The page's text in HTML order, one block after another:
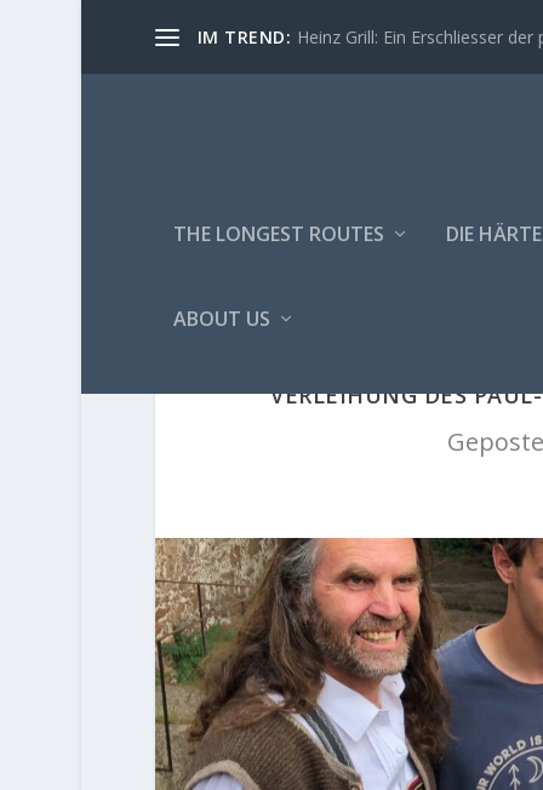
IM TREND: Heinz Grill: Ein Erschliesser
THE LONGEST ROUTES DIE
ABOUT US
VERLEIHUNG DES